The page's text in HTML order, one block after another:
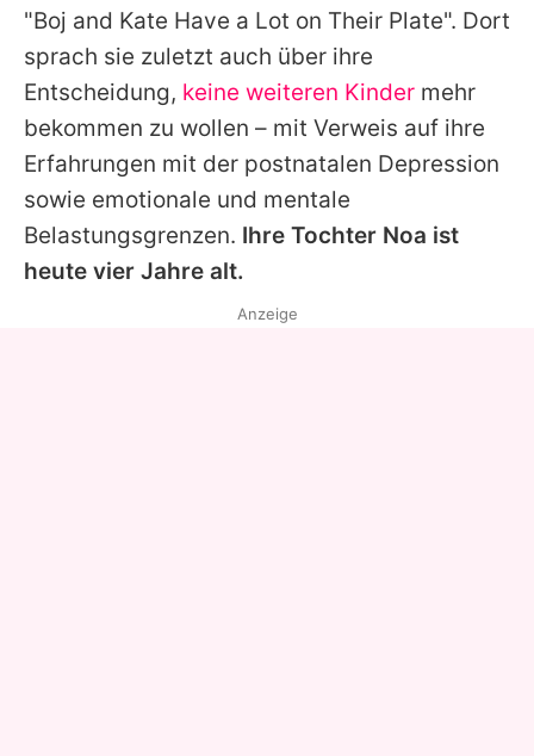
"Boj and Kate Have a Lot on Their Plate". Dort
sprach sie zuletzt auch über ihre
Entscheidung, keine weiteren Kinder mehr
bekommen zu wollen – mit Verweis auf ihre
Erfahrungen mit der postnatalen Depression
sowie emotionale und mentale
Belastungsgrenzen. Ihre Tochter Noa ist
heute vier Jahre alt.
Anzeige